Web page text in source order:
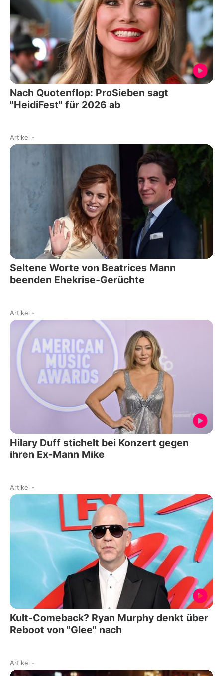
Nach Quotenflop: ProSieben sagt
"HeidiFest" für 2026 ab
Artikel -
Seltene Worte von Beatrices Mann
beenden Ehekrise-Gerüchte
Artikel -
Hilary Duff stichelt bei Konzert gegen
ihren Ex-Mann Mike
Artikel -
Kult-Comeback? Ryan Murphy denkt über
Reboot von "Glee" nach
Artikel -